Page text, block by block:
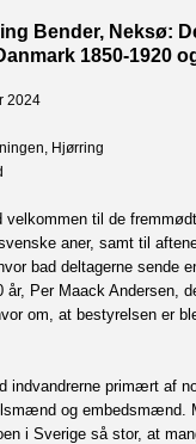
Bender, Neksø:
1850-1920
2024
Hjørring
velkommen til de
aner, samt til
bad deltagerne sende
år, Per Maack Andersen,
om, at bestyrelsen er
indvandrerne primært af
og embedsmænd.
i Sverige så stor, at